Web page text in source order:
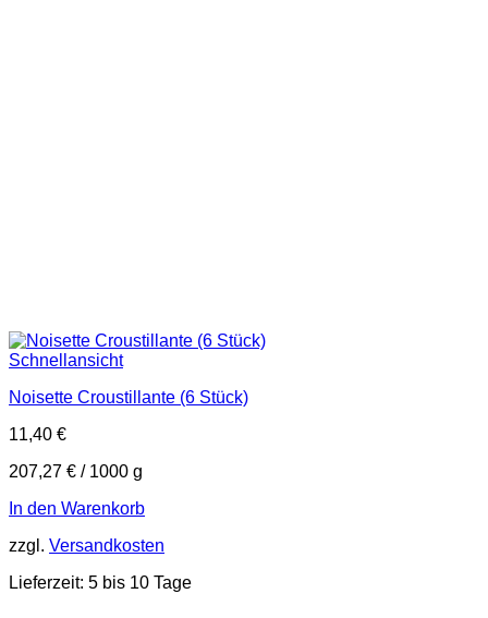
Schnellansicht
Noisette Croustillante (6 Stück)
11,40 €
207,27 € / 1000 g
In den Warenkorb
zzgl. Versandkosten
Lieferzeit: 5 bis 10 Tage